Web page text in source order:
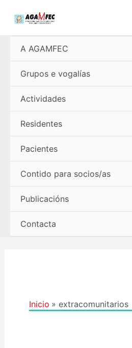
A AGAMFEC
Grupos e vogalías
Actividades
Residentes
Pacientes
Contido para socios/as
Publicacións
Contacta
Inicio extracomunitarios